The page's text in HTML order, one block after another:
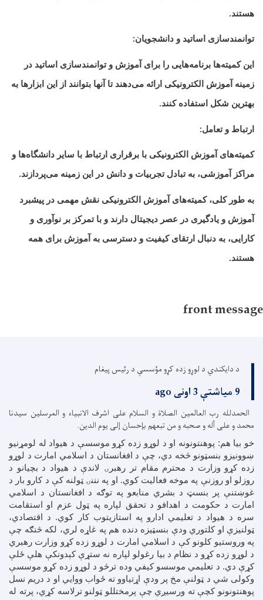
هستند.
توانمندسازی اساتید و دانشجویان:
این کمیته‌ها برنامه‌هایی را برای آموزش و توانمندسازی اساتید در
زمینه آموزش الکترونیکی ارائه می‌دهند تا آنها بتوانند از این ابزارها به
بهترین شکل استفاده کنند.
ارتباط و تعامل:
کمیته‌های آموزش الکترونیکی با برقراری ارتباط با سایر دانشگاه‌ها و
مراکز آموزشی، به تبادل تجربیات و دانش در این زمینه می‌پردازند.
به طور کلی، کمیته‌های آموزش الکترونیکی نقش مهمی در پیشبرد
آموزش و یادگیری در عصر دیجیتال دارند و با تمرکز بر نوآوری و
کارایی، به دنبال ارتقای کیفیت و دسترسی به آموزش برای همه
هستند.
front message
د دایکندي د لوړو زده کړو مؤسسې د رئیس پیغام
9 میاشتې 3 اونی ago
الحمدلله رب العالمین الصلاة و السلام علی اشرف الانبیاء و المرسلین سیدنا
محمد و علی آله و صحبه و من تبعهم بإحسان إلی یوم الدین.
خو بیا هم: پوهنتونونه او د لوړو زده کړو موسسې د هیواد له لومړنیو
ښوونیزو بنسټونو څخه دي، چې د افغانستان د اسلامي امارت د لوړو
زده کړو وزارت د محترم مقام تر رهبرۍ لاندې د هیواد د بچیانو د
روزلو او روزنې په موخه فعالیت کوي. او په نننۍ ټولنه کې د کارو بار د
غوښتنې پر بنسټ د بشري منابعو په توګه د افغانستان د اسلامي
امارت د حکومت د اهدافو د تحقق لپاره په ټول عزم او استقامت
سره د هیواد د تعلیمي ادارو په استازیتوب کار کوي. د اقتصادي،
ټولنیزې او کلتوري ودې بنسټیزه دنده هم په غاړه لري، لکه څنګه چې
په وروستیو کلونو کې د اسلامي امارت د لوړو زده کړو وزارت رهبري
د لوړو زده کړو د نظام د بیا رغولو لپاره نه ستړې کېدونکې هلې ځلې
کړې دي. د تعلیمي موسسو کیفي وده ترڅو د لوړو زده کړو موسسې
وکولی شي د ټولنې مخ پر ودې اړتیاوو ته ځواب ووایي او د دریم نسل
پوهنتونونو کچې ته ورسیږي چې پرمختللو ټولنو ترلاسه کړي، پرته له